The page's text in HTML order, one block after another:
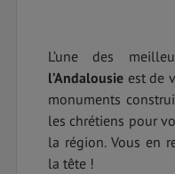
L’une des
l’Andalousie est de
monuments
les chrétiens pour
la région. Vous en
la tête !